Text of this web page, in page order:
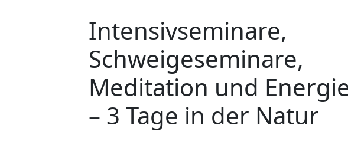
Intensivseminare,
Schweigeseminare,
Meditation und
– 3 Tage in der Natur